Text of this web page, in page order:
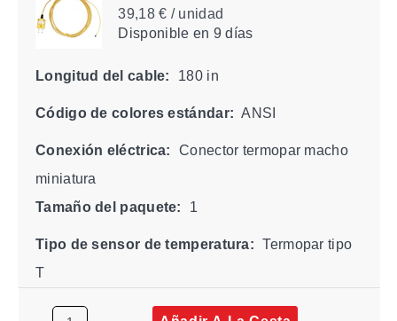
39,18 € / unidad
Disponibleen 9 días
Longitud del cable: 180 in
Código de colores estándar: ANSI
Conexión eléctrica:
Conector termopar macho
miniatura
Tamaño del paquete:
1
Tipo de sensor de temperatura: Termopar tipo
T